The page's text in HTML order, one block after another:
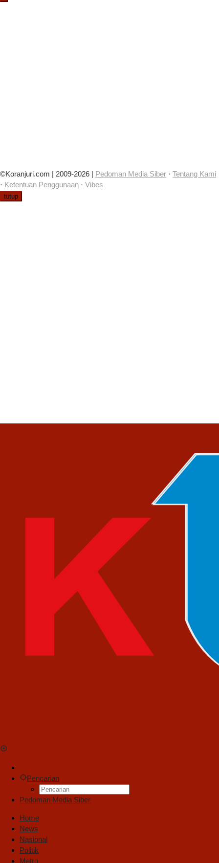
©Koranjuri.com | 2009-2026 | Pedoman Media Siber · Tentang Kami
· Ketentuan Penggunaan · Vibes
tutup
Pencarian
Pedoman Media Siber
Home
News
Nasional
Politik
Metro